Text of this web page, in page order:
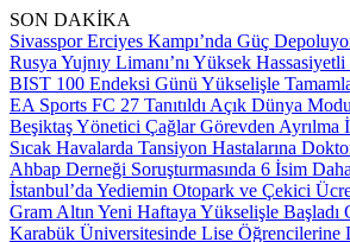
SON DAKİKA
Sivasspor Erciyes Kampı’nda Güç
Rusya Yujnıy Limanı’nı Yüksek
BIST 100 Endeksi Günü Yükselişle
EA Sports FC 27 Tanıtıldı Açık Dünya
Beşiktaş Yönetici Çağlar Görevden Ayrılma
Sıcak Havalarda Tansiyon Hastalarına
Ahbap Derneği Soruşturmasında 6 İsim
İstanbul’da Yediemin Otopark ve Çekici
Gram Altın Yeni Haftaya Yükselişle
Karabük Üniversitesinde Lise